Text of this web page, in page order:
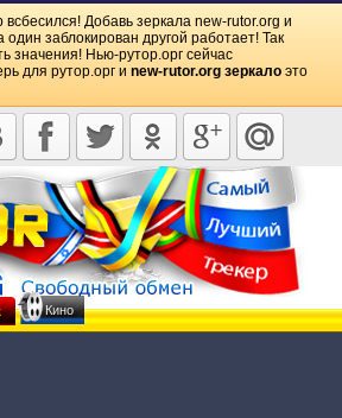
всбесился! Добавь зеркала new-rutor.org и
один заблокирован другой работает! Так
значения! Нью-рутор.орг сейчас
для рутор.орг и new-rutor.org зеркало это